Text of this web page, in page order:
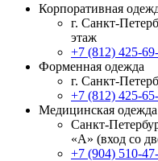
Корпоративная
г. Санкт-
этаж
+7 (812) 425-
Форменная одежда
г. Санкт-
+7 (812) 425-
Медицинская одежда
Санкт-
«А» (вход со
+7 (904) 510-